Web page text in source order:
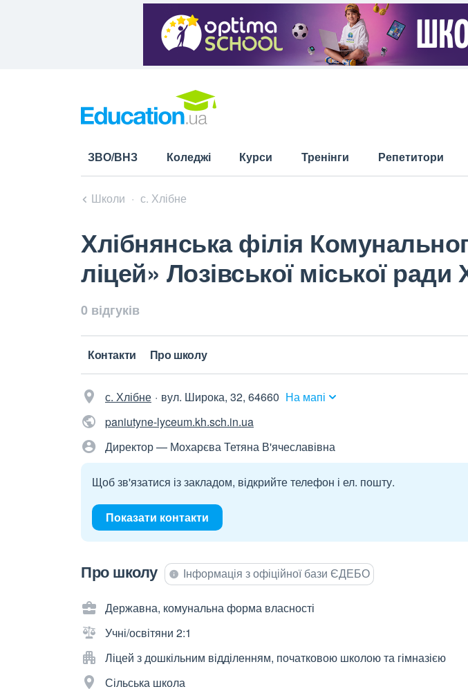
ЗВО/ВНЗ Коледжі Курси Тренінги Репетитори
Школи с. Хлібне
Хлібнянська філія
ліцей» Лозівської міської ради
0 відгуків
Контакти Про школу
с. Хлібне вул. Широка, 32, 64660 На мапі
paniutyne-lyceum.kh.sch.in.ua
Директор — Мохарєва Тетяна В'ячеславівна
Щоб зв'язатися із закладом, відкрийте телефон і ел. пошту.
Показати контакти
Про школу Інформація з офіційної бази ЄДЕБО
Державна, комунальна форма власності
Учні/освітяни 2:1
Ліцей з дошкільним відділенням, початковою школою та гімназією
Сільська школа